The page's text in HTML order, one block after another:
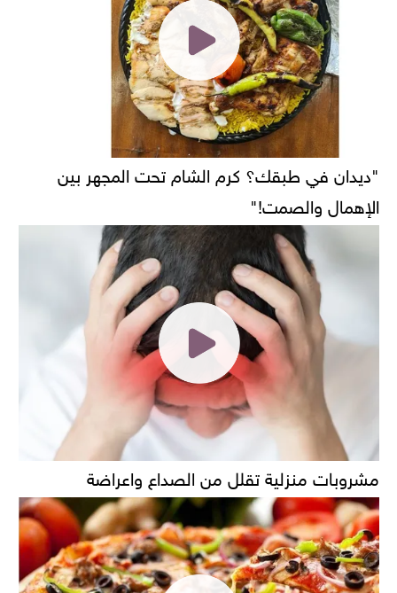
"ديدان في طبقك؟ كرم الشام تحت المجهر بين
الإهمال والصمت!"
مشروبات منزلية تقلل من الصداع واعراضة